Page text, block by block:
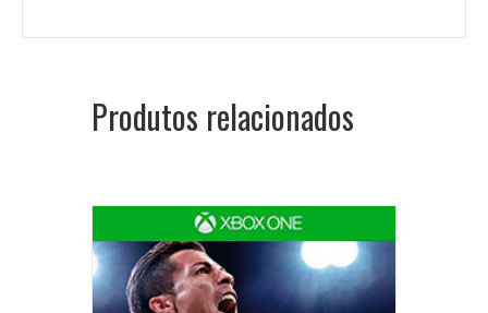
Produtos relacionados